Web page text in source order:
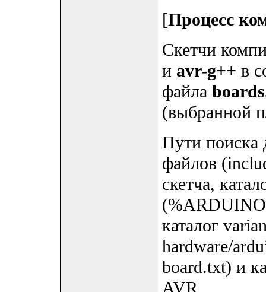
[Процесс
Скетчи
и avr-g++ в
файла
(выбранной
Пути поиска
файлов
скетча,
каталог
hardware/
board.txt) и
AVR